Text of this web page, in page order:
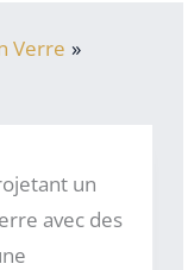
Verre
un
avec des